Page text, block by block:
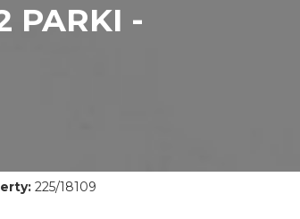
PARKI -
225/18109